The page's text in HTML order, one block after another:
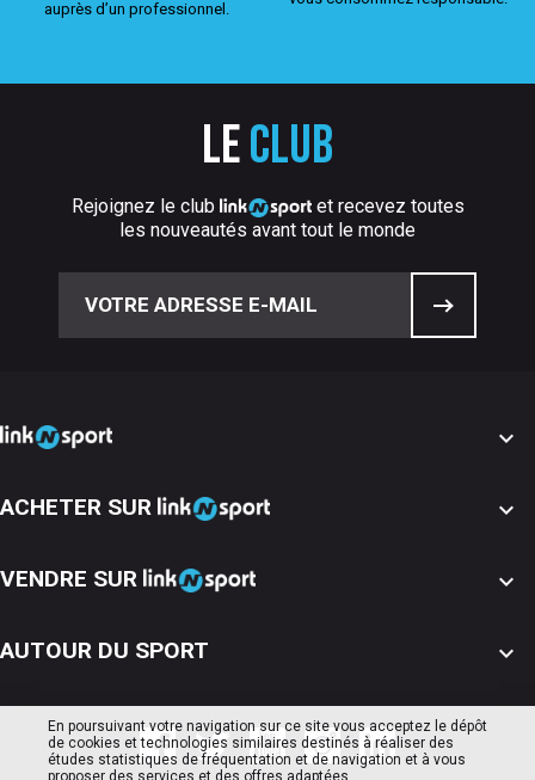
auprès d’un professionnel.
Le club
Rejoignez le club
et recevez toutes
les nouveautés avant tout le monde

ACHETER SUR 
VENDRE SUR 
AUTOUR DU SPORT 
En poursuivant votre navigation sur ce site vous acceptez le dépôt
de cookies et technologies similaires destinés à réaliser des
études statistiques de fréquentation et de navigation et à vous
proposer des services et des offres adaptées.